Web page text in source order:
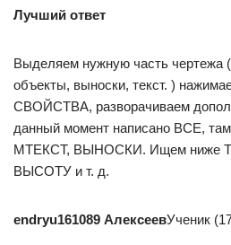
Лучший ответ
Выделяем нужную часть чертежа
объекты, выноски, текст. )
СВОЙСТВА, разворачиваем
данный момент написано ВСЕ,
МТЕКСТ, ВЫНОСКИ. Ищем ниже
ВЫСОТУ и т. д.
endryu161089 АлексеевУченик